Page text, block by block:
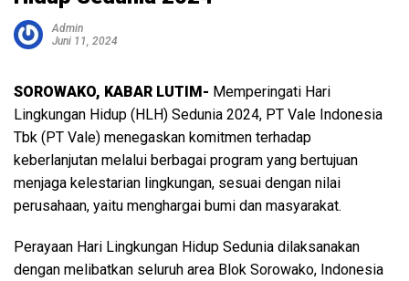
Admin
Juni 11, 2024
SOROWAKO, KABAR LUTIM- Memperingati Hari
Lingkungan Hidup (HLH) Sedunia 2024, PT Vale Indonesia
Tbk (PT Vale) menegaskan komitmen terhadap
keberlanjutan melalui berbagai program yang bertujuan
menjaga kelestarian lingkungan, sesuai dengan nilai
perusahaan, yaitu menghargai bumi dan masyarakat.
Perayaan Hari Lingkungan Hidup Sedunia dilaksanakan
dengan melibatkan seluruh area Blok Sorowako, Indonesia